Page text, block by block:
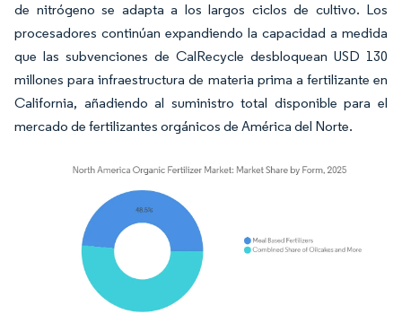
de nitrógeno se adapta a los largos ciclos de cultivo. Los
procesadores continúan expandiendo la capacidad a medida
que las subvenciones de CalRecycle desbloquean USD 130
millones para infraestructura de materia prima a fertilizante en
California, añadiendo al suministro total disponible para el
mercado de fertilizantes orgánicos de América del Norte.